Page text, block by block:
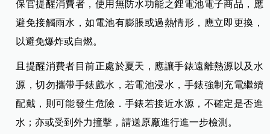
保官提醒消費者，使用無防水功能之鋰電池電子商品，應
避免接觸雨水，如電池有膨脹或過熱情形，應立即更換，
以避免爆炸或自燃。
且提醒消費者目前正處於夏天，應讓手錶遠離熱源以及水
源，切勿攜帶手錶戲水，若電池浸水，手錶強制充電繼續
配戴，則可能發生危險．手錶若接近水源，不確定是否進
水；亦或受到外力撞擊，請送原廠進行進一步檢測。